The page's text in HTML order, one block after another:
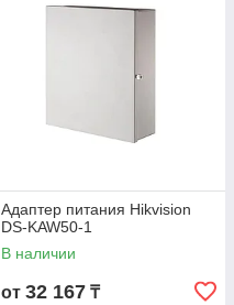
Адаптер питания Hikvision
DS-KAW50-1
В наличии
от 32 167 ₸